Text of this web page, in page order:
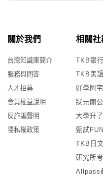
關於我們
台灣知識庫簡介
服務與問答
人才招募
會員權益說明
反詐騙聲明
隱私權政策
相關社
TKB銀行
TKB美語
好學阿宅
狀元閣
大學升
甄試
TKB日
研究所
Allpass